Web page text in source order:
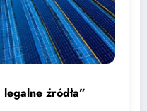
źródła”